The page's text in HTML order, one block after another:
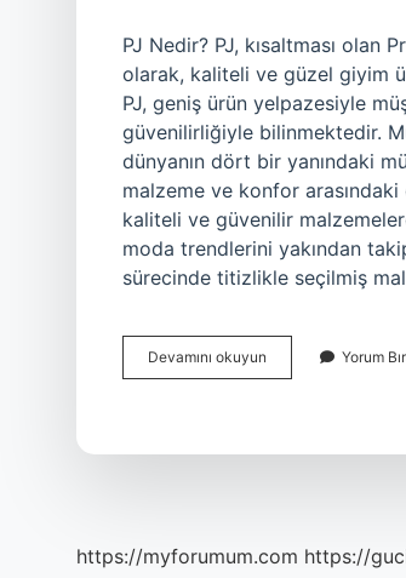
PJ Nedir? PJ, kısaltması olan
olarak, kaliteli ve güzel giyim
PJ, geniş ürün yelpazesiyle
güvenilirliğiyle bilinmektedir.
dünyanın dört bir yanındaki
malzeme ve konfor
kaliteli ve güvenilir
moda trendlerini yakından
sürecinde titizlikle seçilmiş
Devamını okuyun
ne
Yorum
https://myforumum.com https://